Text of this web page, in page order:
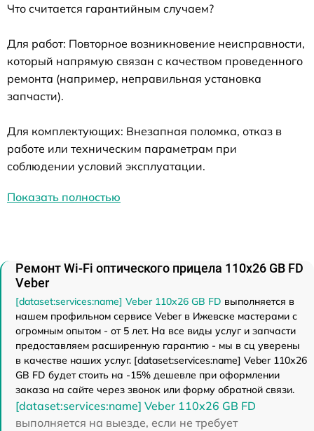
Что считается гарантийным случаем?
Для работ: Повторное возникновение неисправности,
который напрямую связан с качеством проведенного
ремонта (например, неправильная установка
запчасти).
Для комплектующих: Внезапная поломка, отказ в
работе или техническим параметрам при
соблюдении условий эксплуатации.
Показать полностью
Ремонт Wi-Fi оптического прицела 110х26 GB FD
Veber
[dataset:services:name] Veber 110х26 GB FD выполняется в
нашем профильном сервисе Veber в Ижевске мастерами с
огромным опытом - от 5 лет. На все виды услуг и запчасти
предоставляем расширенную гарантию - мы в сц уверены
в качестве наших услуг. [dataset:services:name] Veber 110х26
GB FD будет стоить на -15% дешевле при оформлении
заказа на сайте через звонок или форму обратной связи.
[dataset:services:name] Veber 110х26 GB FD
выполняется на выезде, если не требует